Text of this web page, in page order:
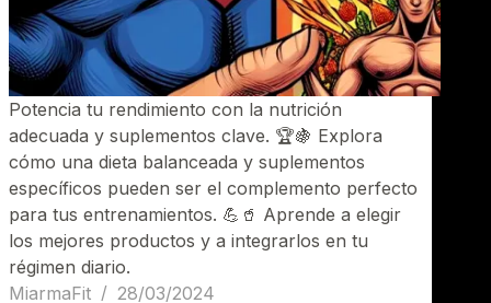
Potencia tu rendimiento con la nutrición
adecuada y suplementos clave. 🏆🍇 Explora
cómo una dieta balanceada y suplementos
específicos pueden ser el complemento perfecto
para tus entrenamientos. 💪🥤 Aprende a elegir
los mejores productos y a integrarlos en tu
régimen diario.
MiarmaFit
28/03/2024